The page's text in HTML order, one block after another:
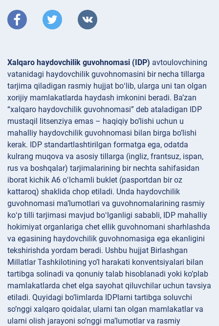
Xalqaro haydovchilik guvohnomasi (IDP) avtoulovchining
vatanidagi haydovchilik guvohnomasini bir necha tillarga
tarjima qiladigan rasmiy hujjat boʻlib, ularga uni tan olgan
xorijiy mamlakatlarda haydash imkonini beradi. Ba’zan
“xalqaro haydovchilik guvohnomasi” deb ataladigan IDP
mustaqil litsenziya emas – haqiqiy bo’lishi uchun u
mahalliy haydovchilik guvohnomasi bilan birga bo’lishi
kerak. IDP standartlashtirilgan formatga ega, odatda
kulrang muqova va asosiy tillarga (ingliz, frantsuz, ispan,
rus va boshqalar) tarjimalarining bir nechta sahifasidan
iborat kichik A6 oʻlchamli buklet (pasportdan bir oz
kattaroq) shaklida chop etiladi. Unda haydovchilik
guvohnomasi maʼlumotlari va guvohnomalarining rasmiy
koʻp tilli tarjimasi mavjud boʻlganligi sababli, IDP mahalliy
hokimiyat organlariga chet ellik guvohnomani sharhlashda
va egasining haydovchilik guvohnomasiga ega ekanligini
tekshirishda yordam beradi. Ushbu hujjat Birlashgan
Millatlar Tashkilotining yo’l harakati konventsiyalari bilan
tartibga solinadi va qonuniy talab hisoblanadi yoki ko’plab
mamlakatlarda chet elga sayohat qiluvchilar uchun tavsiya
etiladi. Quyidagi bo’limlarda IDPlarni tartibga soluvchi
so’nggi xalqaro qoidalar, ularni tan olgan mamlakatlar va
ularni olish jarayoni so’nggi ma’lumotlar va rasmiy